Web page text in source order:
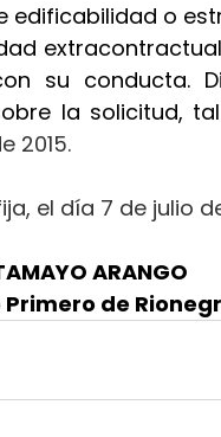
edificabilidad o
su conducta.
la solicitud,
2015.
el día 7 de julio
ARANGO
de